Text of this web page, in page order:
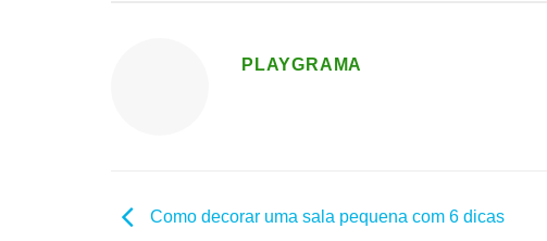
PLAYGRAMA
Como decorar uma sala pequena com 6 dicas